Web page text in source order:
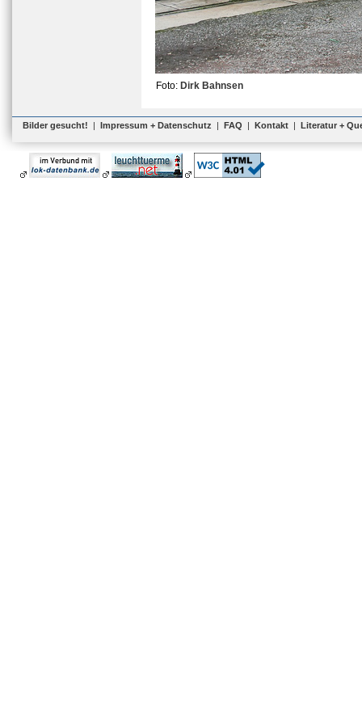
Foto: Dirk Bahnsen
Bilder gesucht! | Impressum + Datenschutz | FAQ | Kontakt | Literatur +